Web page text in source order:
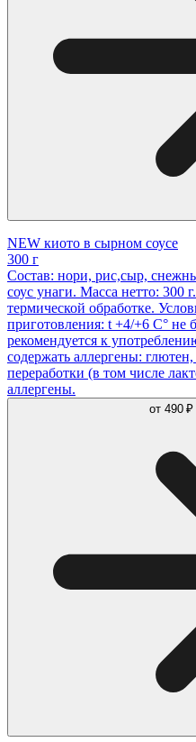
NEW киото в сырном соусе
300 г
Состав: нори, рис,сыр,
соус унаги. Масса нетто: 300
термической обработке.
приготовления: t +4/+6 С° не
рекомендуется к
содержать аллергены:
переработки (в том числе
аллергены.
от 490 ₽